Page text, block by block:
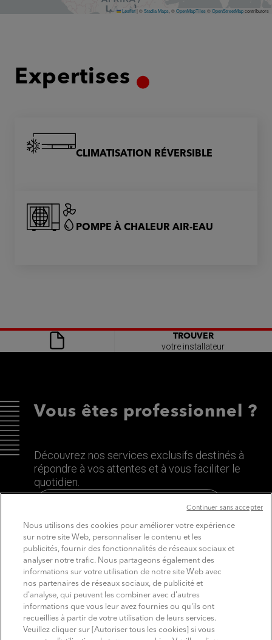
Leaflet| ©Stadia Maps , ©OpenMapTiles©OpenStreetMapcontributors
Expertises
CLIMATISATION RÉVERSIBLE
POMPE À CHALEUR AIR-EAU
TROUVER
votre installateur
Vous êtes professionnel ?
Découvrez nos services exclusifs destinés à
répondre à vos attentes et à vous faciliter le
quotidien.
Découvrez le site dédié aux Pros
SUIVEZ MITSUBISHI ELECTRIC
Nous utilisons des cookies pour améliorer votre expérience
sur notre site Web, personnaliser le contenu et les
publicités, fournir des fonctionnalités de réseaux sociaux et
analyser notre trafic. Nous partageons également des
informations sur votre utilisation de notre site Web avec
nos partenaires de réseaux sociaux, de publicité et
d'analyse, qui peuvent les combiner avec d'autres
informations que vous leur avez fournies ou qu'ils ont
recueillies à partir de votre utilisation de leurs services.
Veuillez cliquer sur [Autoriser tous les cookies] si vous
Continuer sans accepter